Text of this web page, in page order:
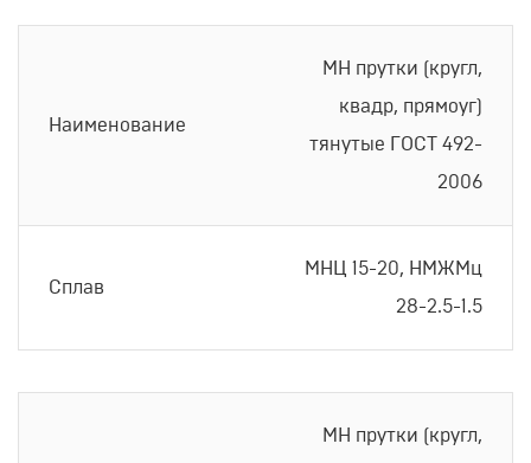
Наименование
МН прутки (кругл,
квадр, прямоуг)
тянутые ГОСТ 492-
2006
Сплав
МНЦ 15-20, НМЖМц
28-2.5-1.5
МН прутки (кругл,